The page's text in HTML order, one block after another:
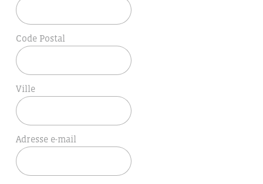
Code Postal
Ville
Adresse e-mail